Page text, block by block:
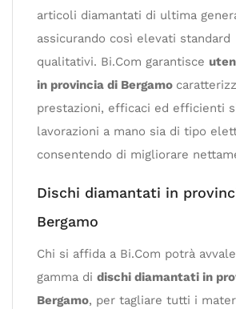
articoli diamantati di ultima
assicurando così elevati standard
qualitativi. Bi.Com garantisce
in provincia di Bergamo
prestazioni, efficaci ed efficienti
lavorazioni a mano sia di tipo
consentendo di migliorare
Dischi diamantati in
Bergamo
Chi si affida a Bi.Com potrà
gamma di dischi diamantati in
Bergamo, per tagliare tutti i